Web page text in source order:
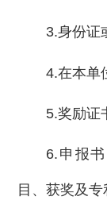
3.身份证或
4.在本单位
5.奖励证书
6.申报书
目、获奖及专